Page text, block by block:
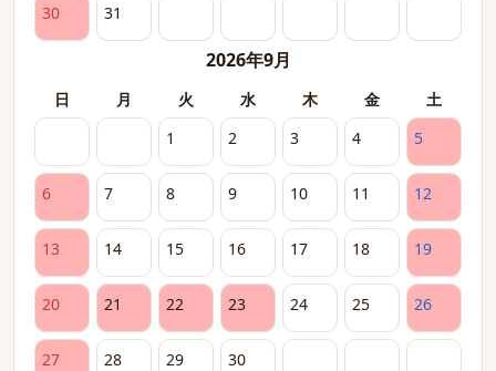
30 31
2026年9月
日 月 火 水 木 金
土
1
2 3 4 5
6 7 8 9 10 11 12
13 14 15 16 17 18 19
20 21 22 23 24 25 26
27 28 29 30